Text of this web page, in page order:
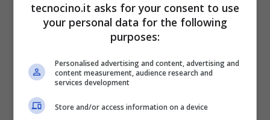
selezionare la voce “Cerca” e inserire il nome
“VSCO”, una volta arrivati alla pagina
l’app verrà installata e sarà pronta all’uso.
VSCO per Android e iOS, le
tecnocino.it asks for your consent to use
your personal data for the following
purposes:
Personalised advertising and content, advertising and
content measurement, audience research and
services development
Store and/or access information on a device